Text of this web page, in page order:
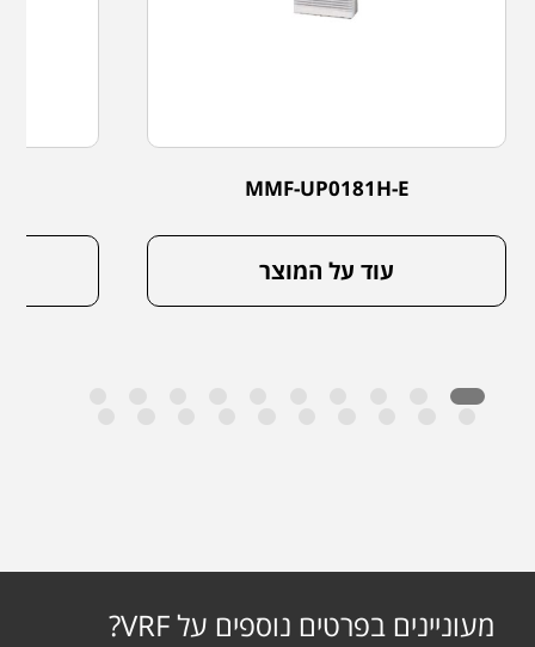
MMF-UP0181H-E
עוד על המוצר
מעוניינים בפרטים נוספים על VRF?